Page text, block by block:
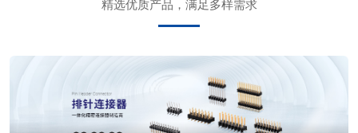
精选优质产品，满足多样需求